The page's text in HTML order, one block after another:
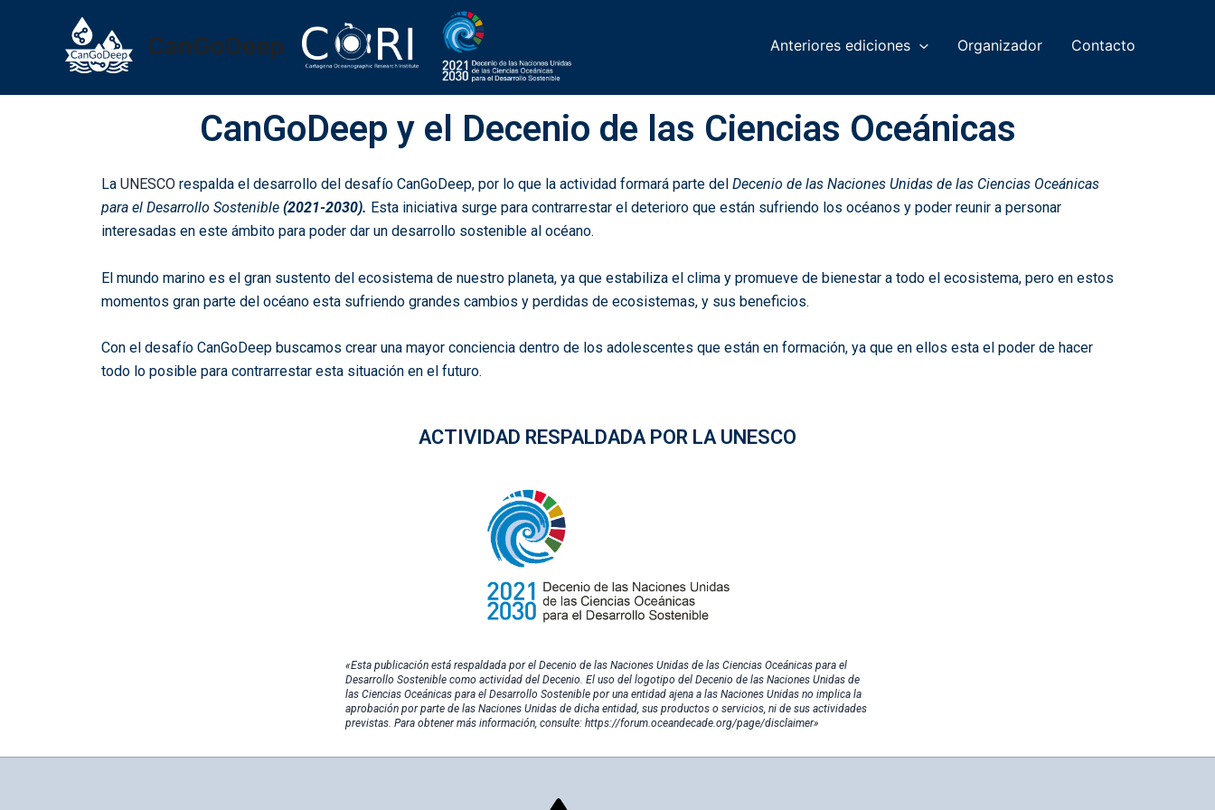
contenido
CanGoDeep Anteriores ediciones Organizador Contacto
CanGoDeep y el Decenio de las Ciencias Oceánicas
La UNESCO respalda el desarrollo del desafío CanGoDeep, por lo que la actividad formará parte del Decenio de las Naciones Unidas de las Ciencias Oceánicas
para el Desarrollo Sostenible (2021-2030). Esta iniciativa surge para contrarrestar el deterioro que están sufriendo los océanos y poder reunir a personar
interesadas en este ámbito para poder dar un desarrollo sostenible al océano.
El mundo marino es el gran sustento del ecosistema de nuestro planeta, ya que estabiliza el clima y promueve de bienestar a todo el ecosistema, pero en estos
momentos gran parte del océano esta sufriendo grandes cambios y perdidas de ecosistemas, y sus beneficios.
Con el desafío CanGoDeep buscamos crear una mayor conciencia dentro de los adolescentes que están en formación, ya que en ellos esta el poder de hacer
todo lo posible para contrarrestar esta situación en el futuro.
ACTIVIDAD RESPALDADA POR LA UNESCO
«Esta publicación está respaldada por el Decenio de las Naciones Unidas de las Ciencias Oceánicas para el
Desarrollo Sostenible como actividad del Decenio. El uso del logotipo del Decenio de las Naciones Unidas de
las Ciencias Oceánicas para el Desarrollo Sostenible por una entidad ajena a las Naciones Unidas no implica la
aprobación por parte de las Naciones Unidas de dicha entidad, sus productos o servicios, ni de sus actividades
previstas. Para obtener más información, consulte: https://forum.oceandecade.org/page/disclaimer»